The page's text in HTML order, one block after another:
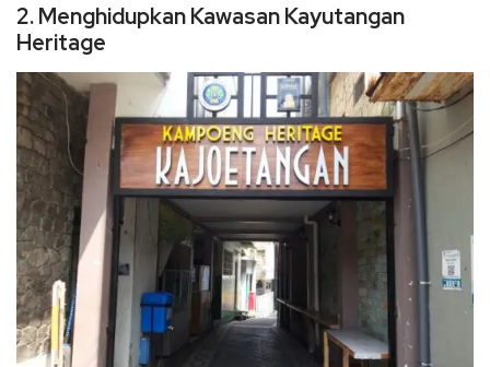
2. Menghidupkan Kawasan Kayutangan
Heritage